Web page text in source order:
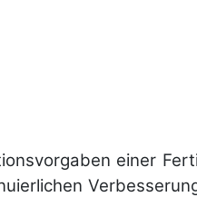
einer